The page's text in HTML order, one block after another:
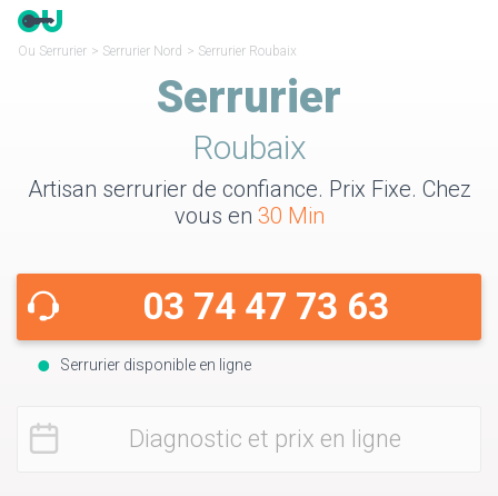
Ou Serrurier > Serrurier Nord > Serrurier Roubaix
Serrurier
Roubaix
Artisan serrurier de confiance. Prix Fixe. Chez
vous en 30 Min
03 74 47 73 63
Serrurier disponible en ligne
Diagnostic et prix en ligne